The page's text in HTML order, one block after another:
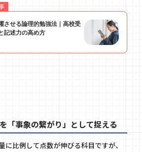
「事象の繋がり」として捉える
に比例して点数が伸びる科目ですが、